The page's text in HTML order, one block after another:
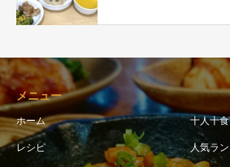
メニュー
ホーム 十人十
レシピ 人気ラ